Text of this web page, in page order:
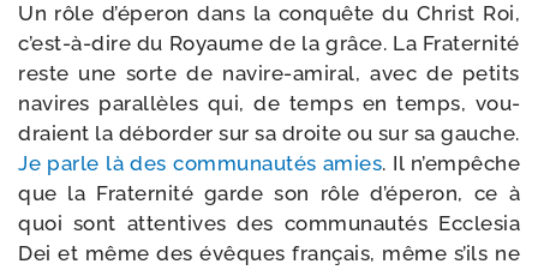
Un rôle d’éperon dans la conquête du Christ Roi,
c’est-à-dire du Royaume de la grâce. La Fraternité
reste une sorte de navire-​amiral, avec de petits
navires paral­lèles qui, de temps en temps, vou­
draient la débor­der sur sa droite ou sur sa gauche.
Je parle là des com­mu­nau­tés amies. Il n’empêche
que la Fraternité garde son rôle d’éperon, ce à
quoi sont atten­tives des com­mu­nau­tés Ecclesia
Dei et même des évêques fran­çais, même s’ils ne